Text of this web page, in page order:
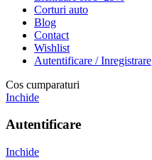
Corturi auto
Blog
Contact
Wishlist
Autentificare / Inregistrare
Cos cumparaturi
Inchide
Autentificare
Inchide